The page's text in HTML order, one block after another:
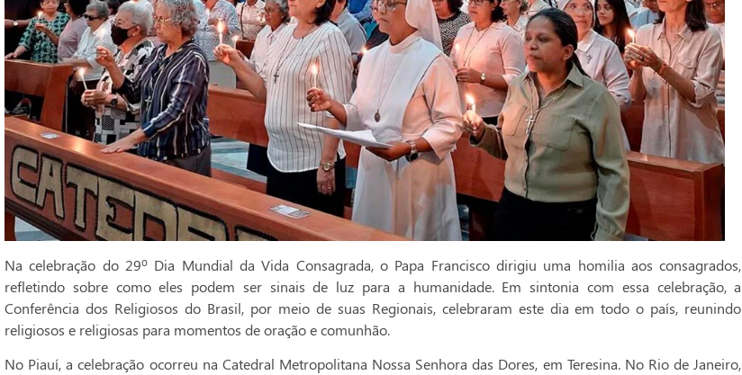
Na celebração do 29º Dia Mundial da Vida Consagrada, o Papa Francisco dirigiu uma homilia aos consagrados,
refletindo sobre como eles podem ser sinais de luz para a humanidade. Em sintonia com essa celebração, a
Conferência dos Religiosos do Brasil, por meio de suas Regionais, celebraram este dia em todo o país, reunindo
religiosos e religiosas para momentos de oração e comunhão.
No Piauí, a celebração ocorreu na Catedral Metropolitana Nossa Senhora das Dores, em Teresina. No Rio de Janeiro,